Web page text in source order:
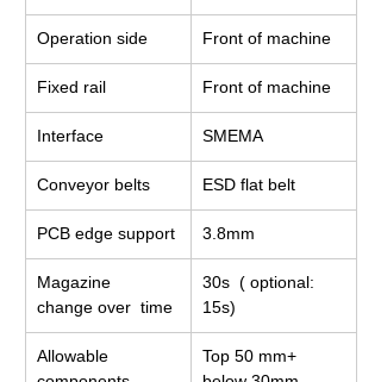
Operation side Front of machine
Fixed rail Front of machine
Interface SMEMA
Conveyor belts ESD flat belt
PCB edge support 3.8mm
Magazine
change over  time
30s  ( optional:
15s)
Allowable
Top 50 mm+